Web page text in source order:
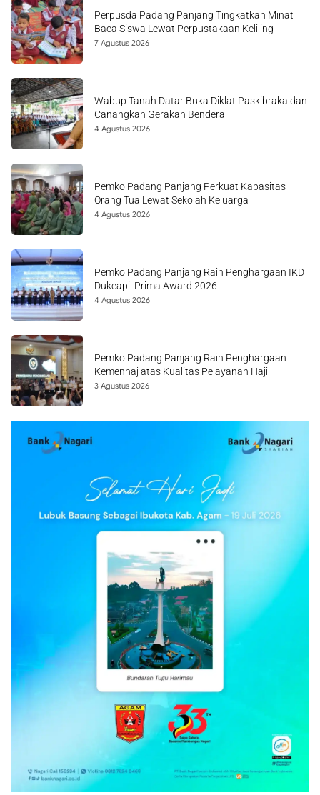
Perpusda Padang Panjang Tingkatkan Minat
Baca Siswa Lewat Perpustakaan Keliling
7 Agustus 2026
Wabup Tanah Datar Buka Diklat Paskibraka dan
Canangkan Gerakan Bendera
4 Agustus 2026
Pemko Padang Panjang Perkuat Kapasitas
Orang Tua Lewat Sekolah Keluarga
4 Agustus 2026
Pemko Padang Panjang Raih Penghargaan IKD
Dukcapil Prima Award 2026
4 Agustus 2026
Pemko Padang Panjang Raih Penghargaan
Kemenhaj atas Kualitas Pelayanan Haji
3 Agustus 2026